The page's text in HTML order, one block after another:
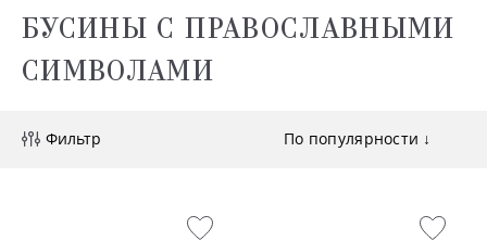
БУСИНЫ С ПРАВОСЛАВНЫМИ
СИМВОЛАМИ
Фильтр